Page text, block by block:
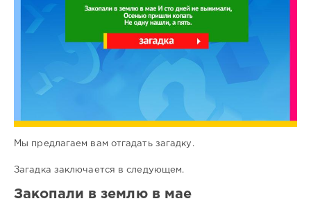
Мы предлагаем вам отгадать загадку.
Загадка заключается в следующем.
Закопали в землю в мае